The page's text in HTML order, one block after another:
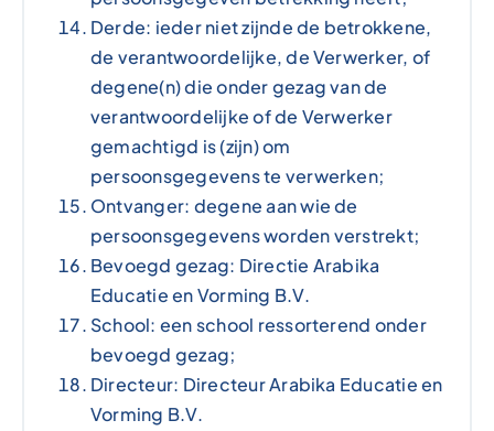
Derde: ieder niet zijnde de betrokkene,
de verantwoordelijke, de Verwerker, of
degene(n) die onder gezag van de
verantwoordelijke of de Verwerker
gemachtigd is (zijn) om
persoonsgegevens te verwerken;
Ontvanger: degene aan wie de
persoonsgegevens worden verstrekt;
Bevoegd gezag: Directie Arabika
Educatie en Vorming B.V.
School: een school ressorterend onder
bevoegd gezag;
Directeur: Directeur Arabika Educatie en
Vorming B.V.